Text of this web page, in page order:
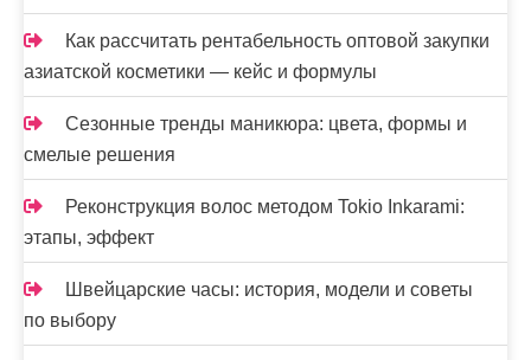
Как рассчитать рентабельность оптовой закупки
азиатской косметики — кейс и формулы
Сезонные тренды маникюра: цвета, формы и
смелые решения
Реконструкция волос методом Tokio Inkarami:
этапы, эффект
Швейцарские часы: история, модели и советы
по выбору